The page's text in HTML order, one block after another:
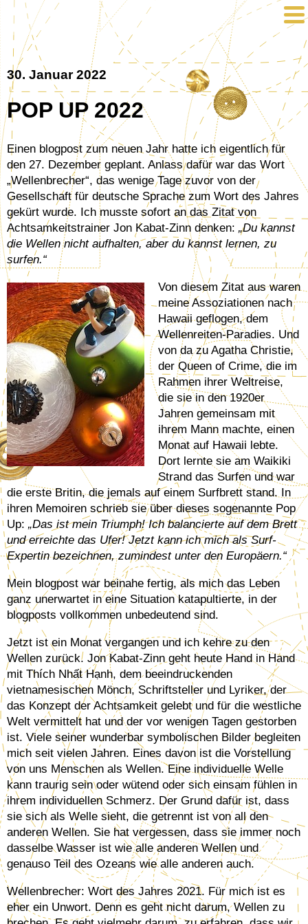
30. Januar 2022
POP UP 2022
Einen blogpost zum neuen Jahr hatte ich eigentlich für
den 27. Dezember geplant. Anlass dafür war das Wort
„Wellenbrecher“, das wenige Tage zuvor von der
Gesellschaft für deutsche Sprache zum Wort des Jahres
gekürt wurde. Ich musste sofort an das Zitat von
Achtsamkeitstrainer Jon Kabat-Zinn denken: „Du kannst
die Wellen nicht aufhalten, aber du kannst lernen, zu
surfen.“
Von diesem Zitat aus waren
meine Assoziationen nach
Hawaii geflogen, dem
Wellenreiten-Paradies. Und
von da zu Agatha Christie,
der Queen of Crime, die im
Rahmen ihrer Weltreise,
die sie in den 1920er
Jahren gemeinsam mit
ihrem Mann machte, einen
Monat auf Hawaii lebte.
Dort lernte sie am Waikiki
Strand das Surfen und war
die erste Britin, die jemals auf einem Surfbrett stand. In
ihren Memoiren schrieb sie über dieses sogenannte Pop
Up: „Das ist mein Triumph! Ich balancierte auf dem Brett
und erreichte das Ufer! Jetzt kann ich mich als Surf-
Expertin bezeichnen, zumindest unter den Europäern.“
Mein blogpost war beinahe fertig, als mich das Leben
ganz unerwartet in eine Situation katapultierte, in der
blogposts vollkommen unbedeutend sind.
Jetzt ist ein Monat vergangen und ich kehre zu den
Wellen zurück. Jon Kabat-Zinn geht heute Hand in Hand
mit Thích Nhất Hạnh, dem beeindruckenden
vietnamesischen Mönch, Schriftsteller und Lyriker, der
das Konzept der Achtsamkeit gelebt und für die westliche
Welt vermittelt hat und der vor wenigen Tagen gestorben
ist. Viele seiner wunderbar symbolischen Bilder begleiten
mich seit vielen Jahren. Eines davon ist die Vorstellung
von uns Menschen als Wellen. Eine individuelle Welle
kann traurig sein oder wütend oder sich einsam fühlen in
ihrem individuellen Schmerz. Der Grund dafür ist, dass
sie sich als Welle sieht, die getrennt ist von all den
anderen Wellen. Sie hat vergessen, dass sie immer noch
dasselbe Wasser ist wie alle anderen Wellen und
genauso Teil des Ozeans wie alle anderen auch.
Wellenbrecher: Wort des Jahres 2021. Für mich ist es
eher ein Unwort. Denn es geht nicht darum, Wellen zu